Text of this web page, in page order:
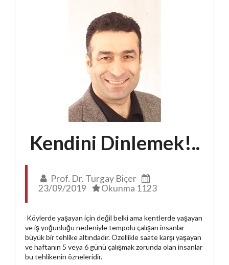
Kendini Dinlemek!..
Prof. Dr. Turgay Biçer
23/09/2019
Okunma 1123
Köylerde yaşayan için değil belki ama kentlerde yaşayan
ve iş yoğunluğu nedeniyle tempolu çalışan insanlar
büyük bir tehlike altındadır. Özellikle saate karşı yaşayan
ve haftanın 5 veya 6 günü çalışmak zorunda olan insanlar
bu tehlikenin özneleridir.